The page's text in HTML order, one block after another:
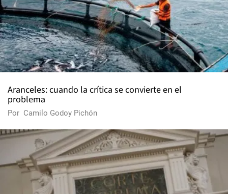
Aranceles: cuando la crítica se convierte en el
problema
Por Camilo Godoy Pichón